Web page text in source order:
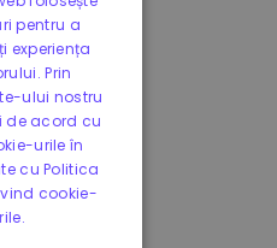
pentru a
experiența
Prin
ului nostru
de acord cu
urile în
cu Politica
cookie-